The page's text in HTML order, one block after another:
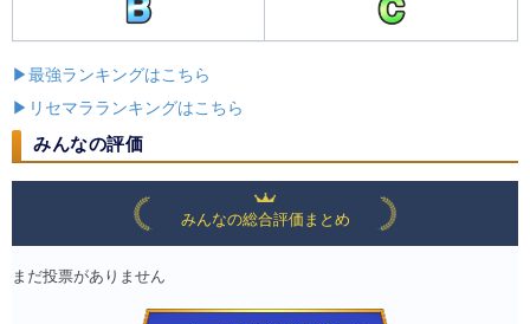
▶最強ランキングはこちら
▶リセマラランキングはこちら
みんなの評価
みんなの総合評価まとめ
まだ投票がありません